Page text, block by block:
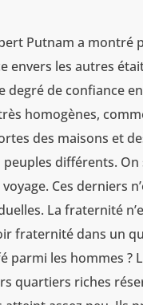
Putnam a
envers les autres
degré de confiance
homogènes,
des maisons et
différents.
Ces derniers
La fraternité
fraternité dans un
parmi les hommes ?
quartiers riches